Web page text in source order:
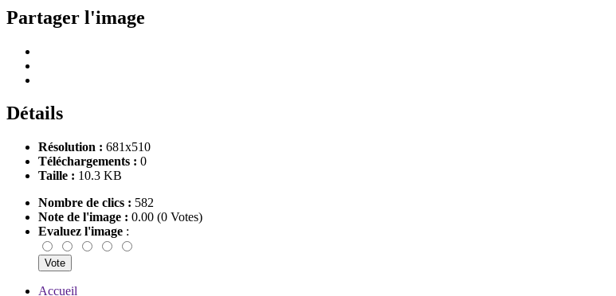
Partager l'image
Détails
Résolution : 681x510
Téléchargements : 0
Taille : 10.3 KB
Nombre de clics : 582
Note de l'image : 0.00 (0 Votes)
Evaluez l'image :
Accueil